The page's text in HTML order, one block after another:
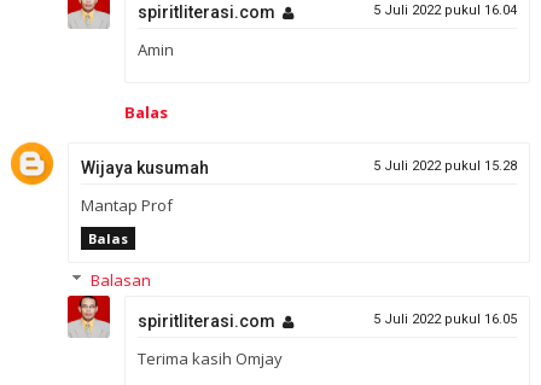
spiritliterasi.com 5 Juli 2022 pukul 16.04
Amin
Balas
Wijaya kusumah 5 Juli 2022 pukul 15.28
Mantap Prof
Balas
Balasan
spiritliterasi.com 5 Juli 2022 pukul 16.05
Terima kasih Omjay